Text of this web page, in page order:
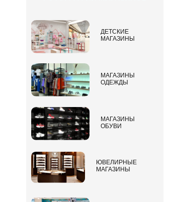
ДЕТСКИЕ
МАГАЗИНЫ
МАГАЗИНЫ
ОДЕЖДЫ
МАГАЗИНЫ
ОБУВИ
ЮВЕЛИРНЫЕ
МАГАЗИНЫ